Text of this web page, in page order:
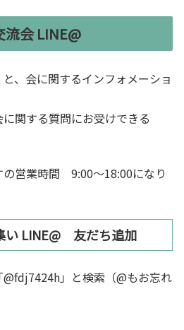
流会 LINE@
、会に関するインフォメーショ
関する質問にお受けできる
の営業時間 9:00～18:00になり
い LINE@ 友だち追加
」と検索（@もお忘れ